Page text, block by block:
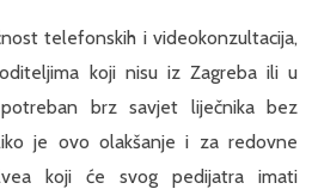
telefonskih i videokonzultacija,
koji nisu iz Zagreba ili u
brz savjet liječnika bez
je ovo olakšanje i za redovne
koji će svog pedijatra imati